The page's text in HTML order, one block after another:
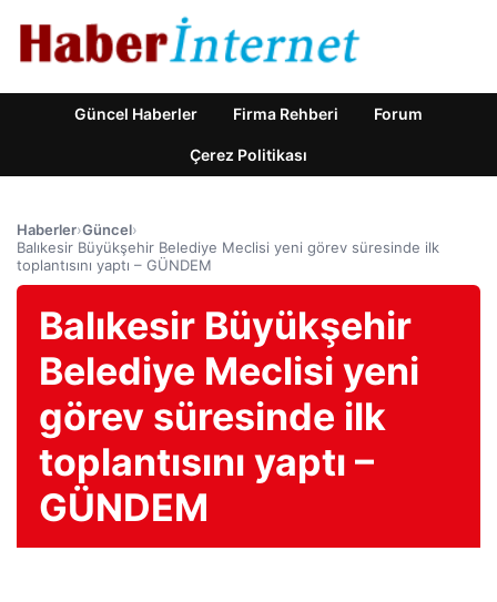
Güncel Haberler Firma Rehberi Forum
Çerez Politikası
Haberler›Güncel›
Balıkesir Büyükşehir Belediye Meclisi yeni görev süresinde ilk
toplantısını yaptı – GÜNDEM
Balıkesir Büyükşehir
Belediye Meclisi yeni
görev süresinde ilk
toplantısını yaptı –
GÜNDEM